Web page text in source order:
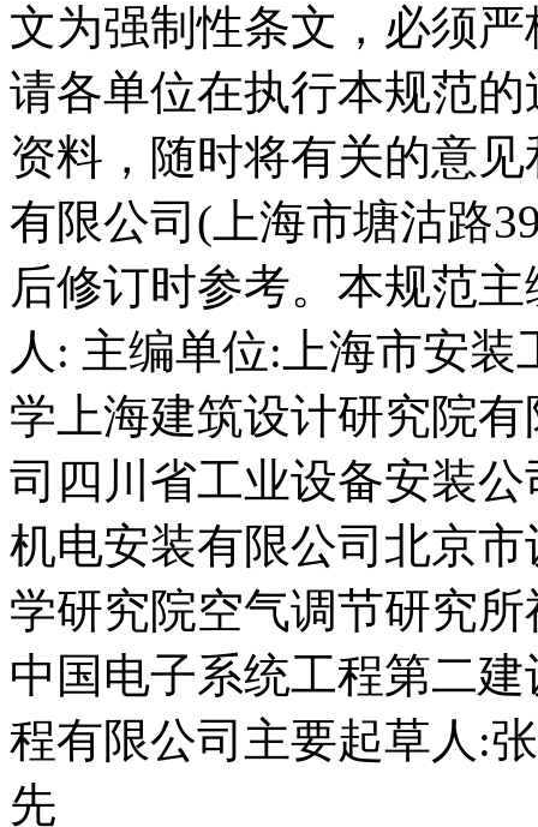
文为强制性条文，必须
请各单位在执行本规范
资料，随时将有关的意
有限公司(上海市塘沽路
后修订时参考。本规范
人: 主编单位:上海市安
学上海建筑设计研究院
司四川省工业设备安装
机电安装有限公司北京
学研究院空气调节研究
中国电子系统工程第二
程有限公司主要起草人:
先